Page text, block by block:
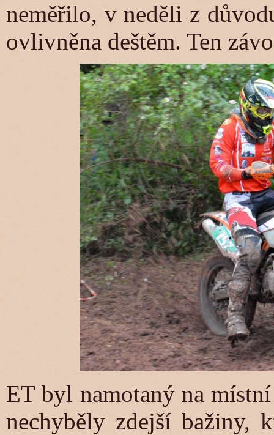
neměřilo, v neděli z
ovlivněna deštěm. Ten
ET byl namotaný na
nechyběly zdejší bažiny,